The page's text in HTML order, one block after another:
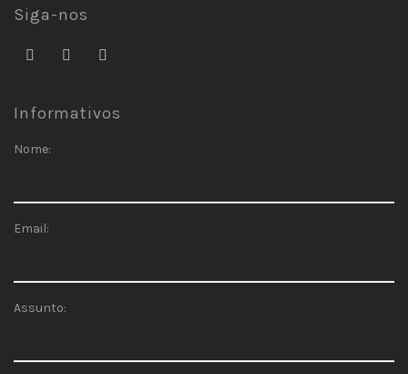
Siga-nos
Informativos
Nome:
Email:
Assunto: